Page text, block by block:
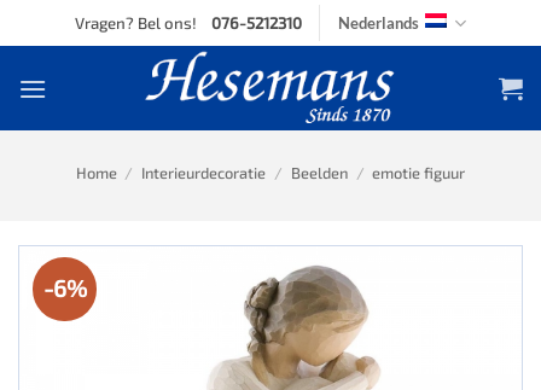
to
Vragen? Bel ons! 076-5212310 Nederlands
Home / Interieurdecoratie / Beelden / emotie figuur
-6%